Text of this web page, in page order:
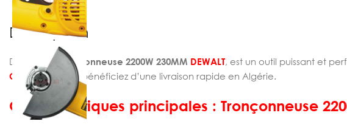
Description
Découvrez Tronçonneuse 2200W 230MM DEWALT, est un outil puissant et
CHELIASTORE
et bénéficiez d’une livraison rapide en Algérie.
Caractéristiques principales : Tronçonneuse